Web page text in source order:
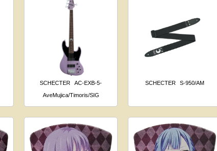
SCHECTER
AC-EXB-5-
AveMujica/Timoris/SIG
SCHECTER S-950/AM